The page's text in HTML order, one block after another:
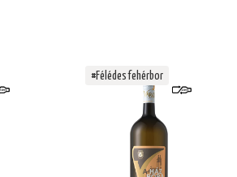
#Félédes fehérbor